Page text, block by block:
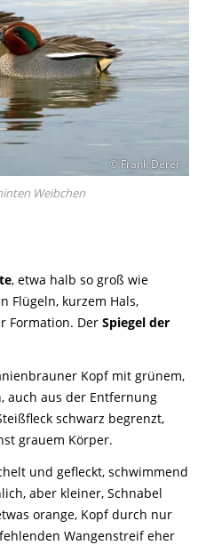
© Frank Derer
Weibchen
, etwa halb so groß wie
Flügeln, kurzem Hals,
Formation. Der Spiegel der
Kopf mit grünem,
auch aus der Entfernung
schwarz begrenzt,
grauem Körper.
und gefleckt, schwimmend
aber kleiner, Schnabel
orange, Kopf durch nur
Wangenstreif eher